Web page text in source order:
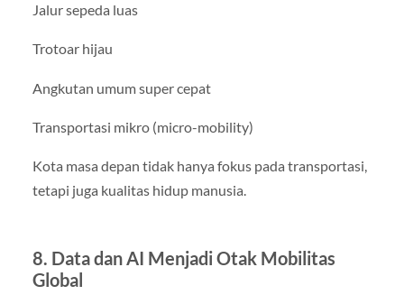
Jalur sepeda luas
Trotoar hijau
Angkutan umum super cepat
Transportasi mikro (micro-mobility)
Kota masa depan tidak hanya fokus pada transportasi,
tetapi juga kualitas hidup manusia.
8. Data dan AI Menjadi Otak Mobilitas
Global